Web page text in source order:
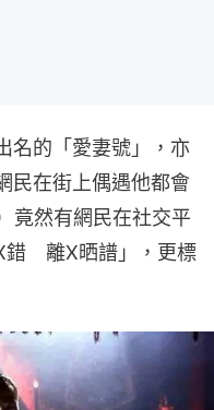
名的「愛妻號」，亦
民在街上偶遇他都會
竟然有網民在社交平
　離X晒譜」，更標